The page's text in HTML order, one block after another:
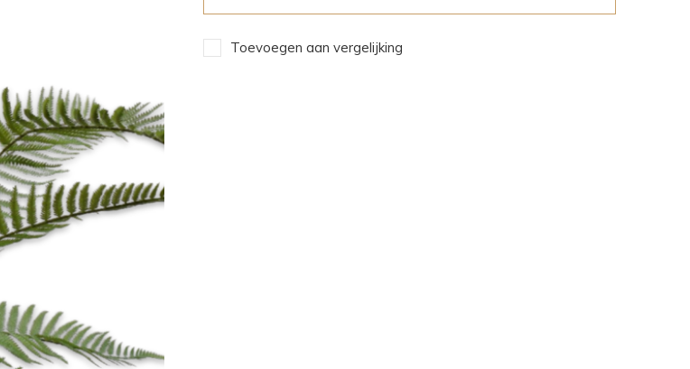
Toevoegen aan vergelijking